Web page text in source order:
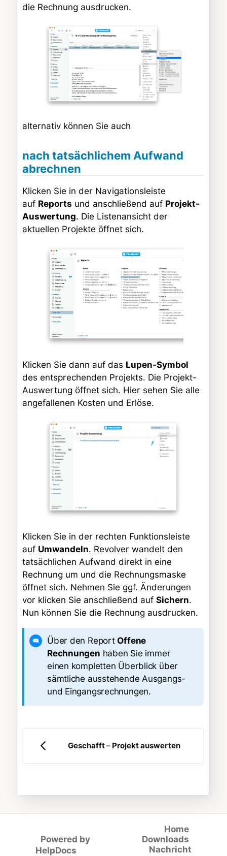
die Rechnung ausdrucken.
alternativ können Sie auch
nach tatsächlichem Aufwand
abrechnen
Klicken Sie in der Navigationsleiste
auf Reports und anschließend auf Projekt-
Auswertung. Die Listenansicht der
aktuellen Projekte öffnet sich.
Klicken Sie dann auf das Lupen-Symbol
des entsprechenden Projekts. Die Projekt-
Auswertung öffnet sich. Hier sehen Sie alle
angefallenen Kosten und Erlöse.
Klicken Sie in der rechten Funktionsleiste
auf Umwandeln. Revolver wandelt den
tatsächlichen Aufwand direkt in eine
Rechnung um und die Rechnungsmaske
öffnet sich. Nehmen Sie ggf. Änderungen
vor klicken Sie anschließend auf Sichern.
Nun können Sie die Rechnung ausdrucken.
Über den ReportOffene
Rechnungen haben Sie immer
einen kompletten Überblick über
sämtliche ausstehende Ausgangs-
und Eingangsrechnungen.
Geschafft – Projekt auswerten
Powered by
HelpDocs (opens in a new tab)
Home
Downloads
Nachricht